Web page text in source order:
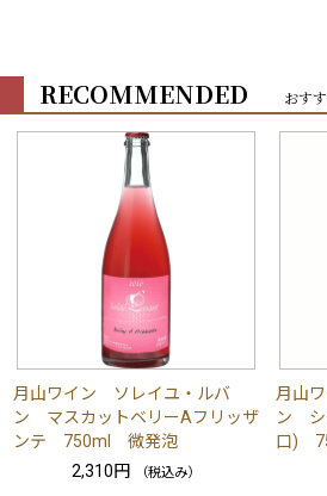
RECOMMENDED おす
月山ワイン ソレイユ・ルバ
ン マスカットベリーAフリッザ
ンテ 750ml 微発泡
2,310円
（税込み）
月山
ン シ
口)